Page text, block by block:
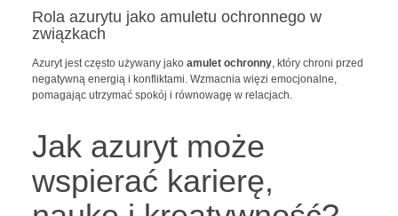
Rola azurytu jako amuletu ochronnego w
związkach
Azuryt jest często używany jako amulet ochronny, który chroni przed
negatywną energią i konfliktami. Wzmacnia więzi emocjonalne,
pomagając utrzymać spokój i równowagę w relacjach.
Jak azuryt może
wspierać karierę,